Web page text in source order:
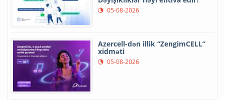
05-08-2026
Azercell-dən illik “ZengimCELL”
xidməti
05-08-2026